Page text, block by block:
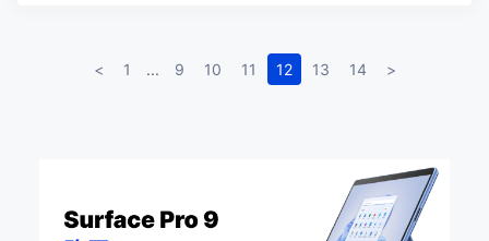
< 1 ... 9 10 11 12 13 14 >